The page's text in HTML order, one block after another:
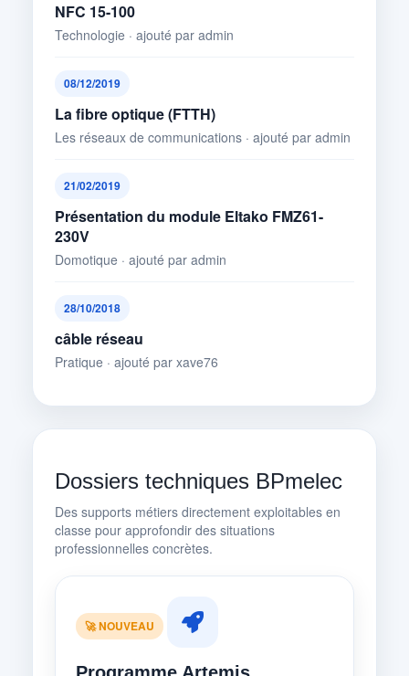
NFC 15-100
Technologie · ajouté par admin
08/12/2019
La fibre optique (FTTH)
Les réseaux de communications · ajouté par admin
21/02/2019
Présentation du module Eltako FMZ61-
230V
Domotique · ajouté par admin
28/10/2018
câble réseau
Pratique · ajouté par xave76
Dossiers techniques BPmelec
Des supports métiers directement exploitables en
classe pour approfondir des situations
professionnelles concrètes.
🚀 NOUVEAU